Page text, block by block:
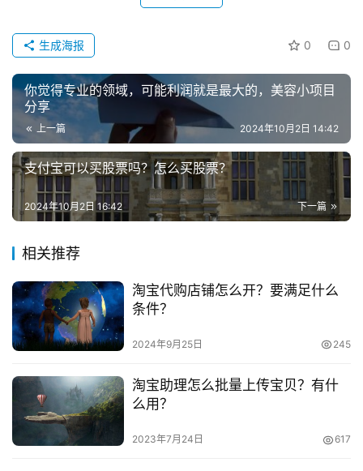
页
小
本
创
业
兼
职
项
电
商
创
业
创
项
目
投稿
3、开店公司需具备一般纳税人资格。
4、注册商标的时间要满两年以上，如果商标是转
或卖的话，也要达到一年的时间。也就是商标状态为R标，
而且需注册满两年及以上，并在最近一年内未发生转让。
5、店铺保证金金额如下：
旗舰店、专卖店：持商标注册受理通知书的店铺保
证金为人民币10万元，持注册商标的店铺保证金为人民币5
万元。
专营店：持商标注册受理通知书的店铺保证金为人
民币15万元，持注册商标的店铺保证金为人民币10万元。
6、软件服务年费金额参照商家经营的一级类目，
分为人民币3万元、6万元两档。
天猫店铺的保证金是比较高的，而且根据不同的类
目，保证金的要求也不一样，同时也需要满足一定的条件才
行，这样才可以帮助天猫卖家们更好的入驻。
0 0
生成海报
你觉得专业的领域，可能利润就是最大的，美容小项目
分享
上一篇 2024年10月2日 14:42
支付宝可以买股票吗？怎么买股票？
下一篇
2024年10月2日 16:42
相关推荐
淘宝代购店铺怎么开？要满足什么
条件？
2024年9月25日 245
淘宝助理怎么批量上传宝贝？有什
么用？
2023年7月24日 617